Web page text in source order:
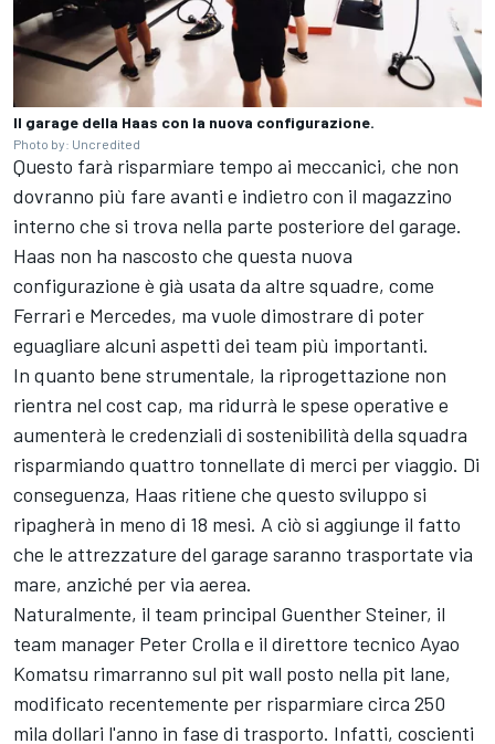
Il garage della Haas con la nuova configurazione.
Photo by: Uncredited
Questo farà risparmiare tempo ai meccanici, che non
dovranno più fare avanti e indietro con il magazzino
interno che si trova nella parte posteriore del garage.
Haas non ha nascosto che questa nuova
configurazione è già usata da altre squadre, come
Ferrari e Mercedes, ma vuole dimostrare di poter
eguagliare alcuni aspetti dei team più importanti.
In quanto bene strumentale, la riprogettazione non
rientra nel cost cap, ma ridurrà le spese operative e
aumenterà le credenziali di sostenibilità della squadra
risparmiando quattro tonnellate di merci per viaggio. Di
conseguenza, Haas ritiene che questo sviluppo si
ripagherà in meno di 18 mesi. A ciò si aggiunge il fatto
che le attrezzature del garage saranno trasportate via
mare, anziché per via aerea.
Naturalmente, il team principal Guenther Steiner, il
team manager Peter Crolla e il direttore tecnico Ayao
Komatsu rimarranno sul pit wall posto nella pit lane,
modificato recentemente per risparmiare circa 250
mila dollari l'anno in fase di trasporto. Infatti, coscienti